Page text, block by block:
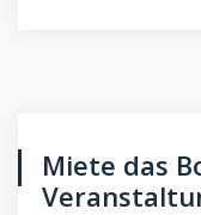
Miete das